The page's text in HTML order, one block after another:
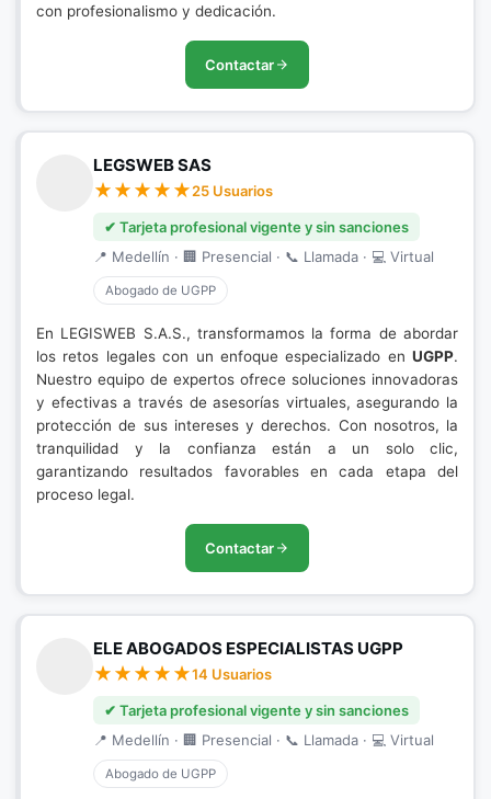
con profesionalismo y dedicación.
Contactar
LEGSWEB SAS
25 Usuarios
✔ Tarjeta profesional vigente y sin sanciones
📍 Medellín · 🏢 Presencial · 📞 Llamada · 💻 Virtual
Abogado de UGPP
En LEGISWEB S.A.S., transformamos la forma de abordar
los retos legales con un enfoque especializado en UGPP.
Nuestro equipo de expertos ofrece soluciones innovadoras
y efectivas a través de asesorías virtuales, asegurando la
protección de sus intereses y derechos. Con nosotros, la
tranquilidad y la confianza están a un solo clic,
garantizando resultados favorables en cada etapa del
proceso legal.
Contactar
ELE ABOGADOS ESPECIALISTAS UGPP
14 Usuarios
✔ Tarjeta profesional vigente y sin sanciones
📍 Medellín · 🏢 Presencial · 📞 Llamada · 💻 Virtual
Abogado de UGPP